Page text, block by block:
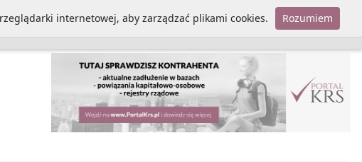
Polityka cookies
internetowej, aby zarządzać plikami cookies. Rozumiem